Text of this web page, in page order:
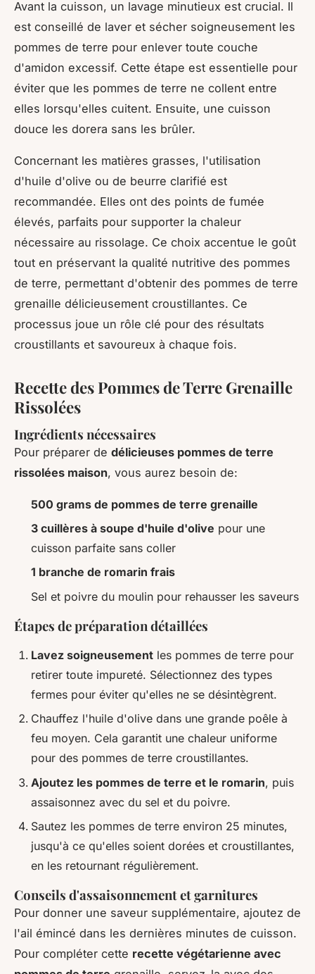
Avant la cuisson, un lavage minutieux est crucial. Il
est conseillé de laver et sécher soigneusement les
pommes de terre pour enlever toute couche
d'amidon excessif. Cette étape est essentielle pour
éviter que les pommes de terre ne collent entre
elles lorsqu'elles cuitent. Ensuite, une cuisson
douce les dorera sans les brûler.
Concernant les matières grasses, l'utilisation
d'huile d'olive ou de beurre clarifié est
recommandée. Elles ont des points de fumée
élevés, parfaits pour supporter la chaleur
nécessaire au rissolage. Ce choix accentue le goût
tout en préservant la qualité nutritive des pommes
de terre, permettant d'obtenir des pommes de terre
grenaille délicieusement croustillantes. Ce
processus joue un rôle clé pour des résultats
croustillants et savoureux à chaque fois.
Recette des Pommes de Terre Grenaille
Rissolées
Ingrédients nécessaires
Pour préparer de délicieuses pommes de terre
rissolées maison, vous aurez besoin de:
500 grams de pommes de terre grenaille
3 cuillères à soupe d'huile d'olive pour une
cuisson parfaite sans coller
1 branche de romarin frais
Sel et poivre du moulin pour rehausser les saveurs
Étapes de préparation détaillées
Lavez soigneusement les pommes de terre pour
retirer toute impureté. Sélectionnez des types
fermes pour éviter qu'elles ne se désintègrent.
Chauffez l'huile d'olive dans une grande poêle à
feu moyen. Cela garantit une chaleur uniforme
pour des pommes de terre croustillantes.
Ajoutez les pommes de terre et le romarin, puis
assaisonnez avec du sel et du poivre.
Sautez les pommes de terre environ 25 minutes,
jusqu'à ce qu'elles soient dorées et croustillantes,
en les retournant régulièrement.
Conseils d'assaisonnement et garnitures
Pour donner une saveur supplémentaire, ajoutez de
l'ail émincé dans les dernières minutes de cuisson.
Pour compléter cette recette végétarienne avec